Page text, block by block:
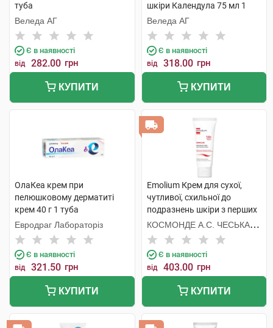
туба
Веледа АГ
Є в наявності
від 282.00 грн
КУПИТИ
шкіри Календула 75 мл 1
туба
Веледа АГ
Є в наявності
від 318.00 грн
КУПИТИ
ОлаКеа крем при
пелюшковому дерматиті
крем 40 г 1 туба
Евродраг Лабораторіз
Є в наявності
від 321.50 грн
КУПИТИ
Emolium Крем для сухої,
чутливої, схильної до
подразнень шкіри з перших
днів життя 75 мл 1 туба
КОСМОНДЕ А.С. ЧЕСЬКА
РЕСПУБЛІКА
Є в наявності
від 403.00 грн
КУПИТИ